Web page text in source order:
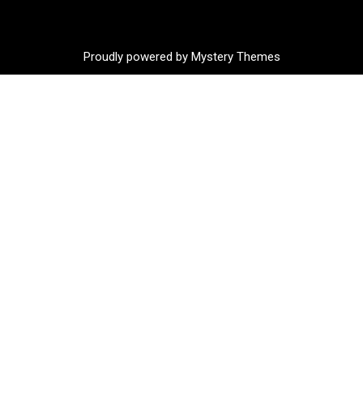
Proudly powered by Mystery Themes